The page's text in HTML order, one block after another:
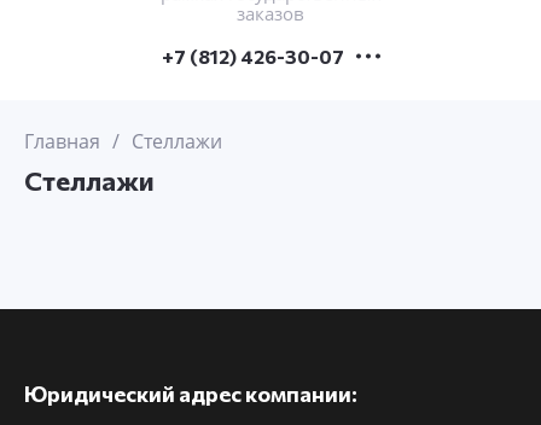
заказов
+7 (812) 426-30-07
Главная / Стеллажи
Стеллажи
Юридический адрес компании: